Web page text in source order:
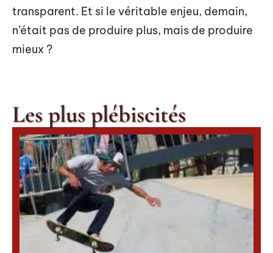
transparent. Et si le véritable enjeu, demain,
n’était pas de produire plus, mais de produire
mieux ?
Les plus plébiscités